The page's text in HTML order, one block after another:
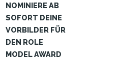
NOMINIERE AB
SOFORT DEINE
VORBILDER FÜR
DEN ROLE
MODEL AWARD